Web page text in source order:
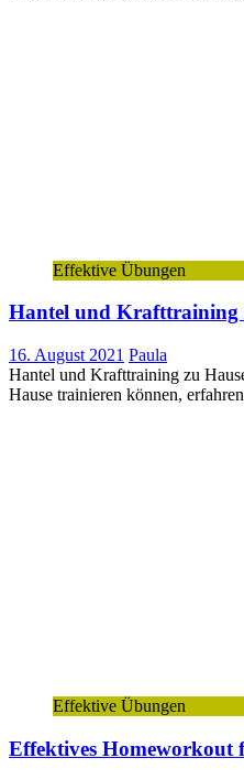
Effektive Übungen
Hantel und Krafttraining
16. August 2021 Paula
Hantel und Krafttraining zu
Hause trainieren können,
Effektive Übungen
Effektives Homeworkout